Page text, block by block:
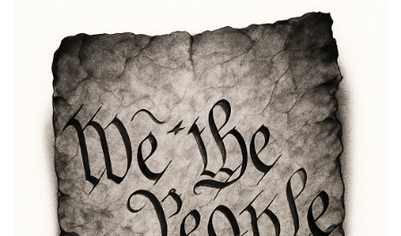
leicht zu sehen ist und als Erinnerung an die eigenen
Bürgerpflichten dient. Der obere Rücken ist ebenfalls
eine beliebte Option, die eine größere Leinwand für
kreative Designs bietet, die den Ausdruck einbeziehen.
Andere geeignete Stellen können die Brust oder die
seitlichen Rippen sein, Orte, an denen das Tattoo bei
formellen Anlässen oder sozialen Zusammenkünften
prominent zur Schau gestellt werden kann.
Unabhängig von der gewählten Stelle sollte die
Platzierung die persönliche Verbindung des Trägers zu
den Ideen von "Wir Das Volk" widerspiegeln, sodass